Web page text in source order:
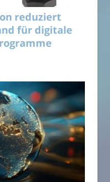
reduziert
für digitale